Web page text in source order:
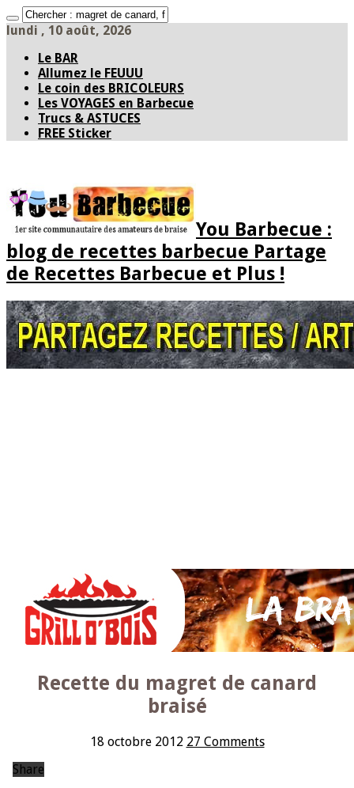
lundi , 10 août, 2026
Le BAR
Allumez le FEUUU
Le coin des BRICOLEURS
Les VOYAGES en Barbecue
Trucs & ASTUCES
FREE Sticker
You Barbecue :
blog de recettes barbecue Partage
de Recettes Barbecue et Plus !
Recette du magret de canard
braisé
18 octobre 2012 27 Comments
Share